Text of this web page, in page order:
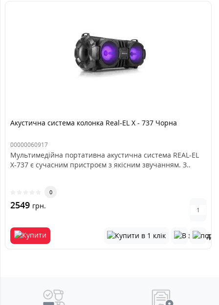
Акустична система колонка Real-EL X - 737 Чорна
00000060917
Мультимедійна портативна акустична система REAL-EL
X-737 є сучасним пристроєм з якісним звучанням. З..
0
2549 грн.